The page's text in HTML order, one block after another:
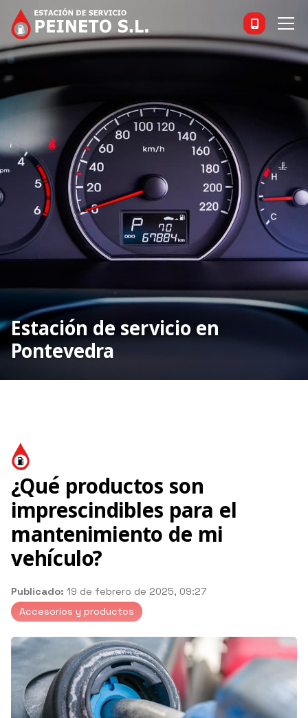
Estación de servicio en
Pontevedra
¿Qué productos son
imprescindibles para el
mantenimiento de mi
vehículo?
Publicado: 19 de febrero de 2025, 09:27
Accesorios y productos